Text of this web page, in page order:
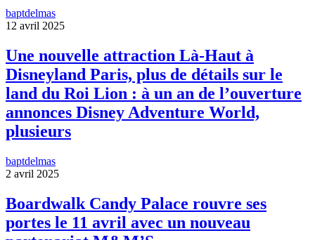
baptdelmas
12 avril 2025
Une nouvelle attraction Là-Haut à
Disneyland Paris, plus de détails sur le
land du Roi Lion : à un an de l’ouverture
annonces Disney Adventure World,
plusieurs
baptdelmas
2 avril 2025
Boardwalk Candy Palace rouvre ses
portes le 11 avril avec un nouveau